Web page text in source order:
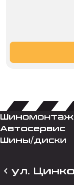
Шиномонтаж
Автосервис
Шины/диски
ул.